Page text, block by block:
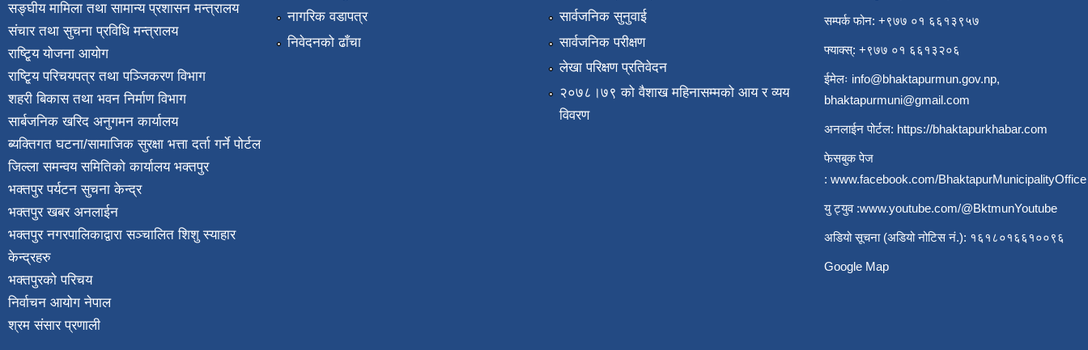
सङ्घीय मामिला तथा सामान्य प्रशासन मन्त्रालय
संचार तथा सुचना प्रविधि मन्त्रालय
राष्टि्ृय योजना आयोग
राष्टि्ृय परिचयपत्र तथा पञ्जिकरण विभाग
शहरी बिकास तथा भवन निर्माण विभाग
सार्बजनिक खरिद अनुगमन कार्यालय
ब्यक्तिगत घटना/सामाजिक सुरक्षा भत्ता दर्ता गर्ने पोर्टल
जिल्ला समन्वय समितिको कार्यालय भक्तपुर
भक्तपुर पर्यटन सुचना केन्द्र
भक्तपुर खबर अनलाईन
भक्तपुर नगरपालिकाद्वारा सञ्चालित शिशु स्याहार
केन्द्रहरु
भक्तपुरकाे परिचय
निर्वाचन आयोग नेपाल
श्रम संसार प्रणाली
नागरिक वडापत्र
निवेदनको ढाँचा
सार्वजनिक सुनुवाई
सार्वजनिक परीक्षण
लेखा परिक्षण प्रतिवेदन
२०७८।७९ को वैशाख महिनासम्मको आय र व्यय
विवरण
सम्पर्क फोन: +९७७ ०१ ६६१३९५७
फ्याक्स्: +९७७ ०१ ६६१३२०६
ईमेलः info@bhaktapurmun.gov.np,
bhaktapurmuni@gmail.com
अनलाईन पोर्टल: https://bhaktapurkhabar.com
फेसबुक पेज
: www.facebook.com/BhaktapurMunicipalityOffice
यु ट्युव :www.youtube.com/@BktmunYoutube
अडियो सूचना (अडियो नोटिस नं.): १६१८०१६६१००९६
Google Map